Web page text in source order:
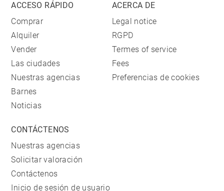
ACCESO RÁPIDO
Comprar
Alquiler
Vender
Las ciudades
Nuestras agencias
Barnes
Noticias
ACERCA DE
Legal notice
RGPD
Termes of service
Fees
Preferencias de cookies
CONTÁCTENOS
Nuestras agencias
Solicitar valoración
Contáctenos
Inicio de sesión de usuario